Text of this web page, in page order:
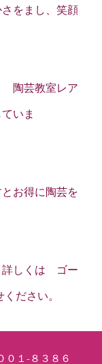
をまし、笑顔
ア
いま
お得に陶芸を
ー
ださい。
０１-８３８６